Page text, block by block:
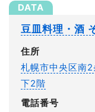
豆皿料理・酒
住所
札幌市中央区南
下2階
電話番号